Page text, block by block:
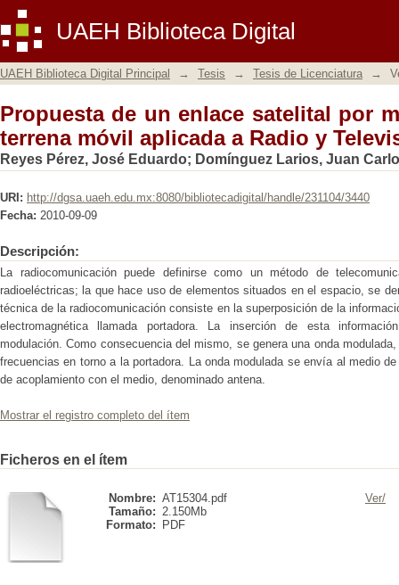
UAEH Biblioteca Digital
Propuesta de un enlace satelital por
Radio y Televisión de Hidalgo.
UAEH Biblioteca Digital Principal → Tesis → Tesis de Licenciatura →
Propuesta de un enlace satelital por
terrena móvil aplicada a Radio y
Reyes Pérez, José Eduardo; Domínguez Larios, Juan
URI: http://dgsa.uaeh.edu.mx:8080/bibliotecadigital/handle/231104/3440
Fecha: 2010-09-09
Descripción:
La radiocomunicación puede definirse como un método de
radioeléctricas; la que hace uso de elementos situados en el espacio, se
técnica de la radiocomunicación consiste en la superposición de la
electromagnética llamada portadora. La inserción de esta
modulación. Como consecuencia del mismo, se genera una onda
frecuencias en torno a la portadora. La onda modulada se envía al medio
de acoplamiento con el medio, denominado antena.
Mostrar el registro completo del ítem
Ficheros en el ítem
Nombre: AT15304.pdf
Tamaño: 2.150Mb
Formato:
PDF
Ver/